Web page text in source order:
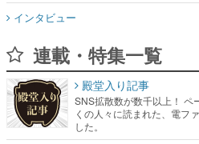
インタビュー
連載・特集一覧
殿堂入り記事
SNS拡散数が数千以上！ ペ
くの人々に読まれた、電フ
した。